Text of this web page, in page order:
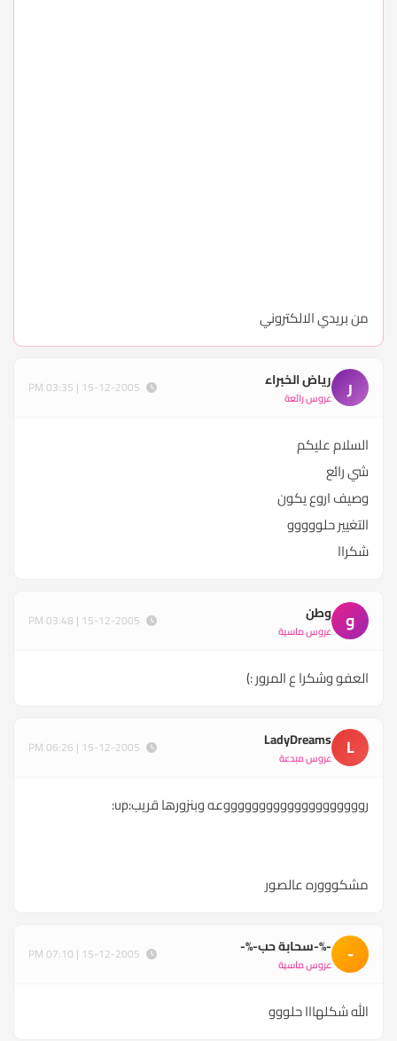
من بريدي الالكتروني
ر رياض الخبراء
عروس رائعة
السلام عليكم
شي رائع
وصيف اروع يكون
التغيير حلووووو
شكراا
و وطن
عروس ماسية
العفو وشكرا ع المرور :)
L
LadyDreams
عروس مبدعة
رووووووووووووووووووووعه وبنزورها قريب:up:
مشكوووره عالصور
- -%-سحابة حب-%-
عروس ماسية
الله شكلهااا حلووو